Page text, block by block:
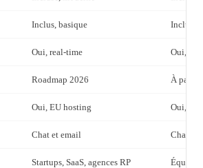
Inclus, basique Inclus,
Oui, real-time Oui,
Roadmap 2026 À partir
Oui, EU hosting Oui,
Chat et email Chat,
Startups, SaaS, agences RP Équipes